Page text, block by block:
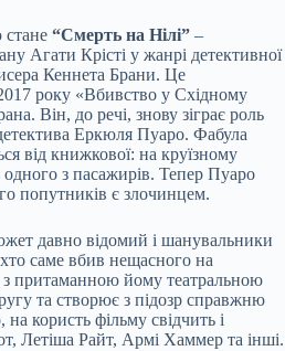
“Смерть на Нілі” –
Агати Крісті у жанрі детективної
Кеннета Брани. Це
року «Вбивство у Східному
Він, до речі, знову зіграє роль
Еркюля Пуаро. Фабула
від книжкової: на круїзному
з пасажирів. Тепер Пуаро
попутників є злочинцем.
давно відомий і шанувальники
саме вбив нещасного на
з притаманною йому театральною
та створює з підозр справжню
користь фільму свідчить і
Летіша Райт, Армі Хаммер та інші.